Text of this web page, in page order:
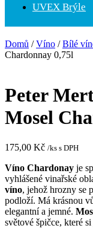
UVEX Brýle
Domů /Víno /Bílé
Chardonnay 0,75l
Peter
Mosel
175,00 Kč /ks s DPH
Víno Chardonay je
vyhlášené vinařské
víno, jehož hrozny se p
podloží. Má krásnou
elegantní a jemné.
světové špičce, které